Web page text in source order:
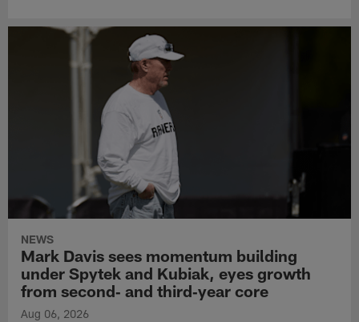
NEWS
Mark Davis sees momentum building
under Spytek and Kubiak, eyes growth
from second‑ and third‑year core
Aug 06, 2026